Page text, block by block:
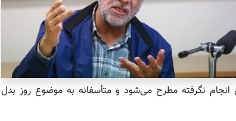
نگرفته مطرح می‌شود و متأسفانه به موضوع روز بدل